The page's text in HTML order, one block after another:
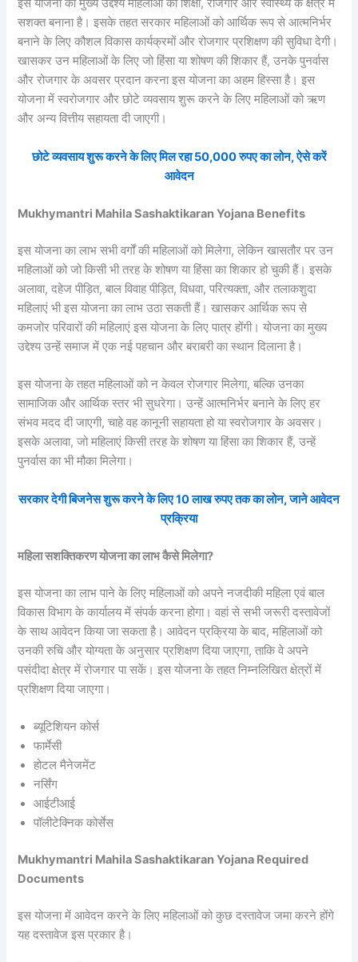
इस योजना का मुख्य उद्देश्य महिलाओं को शिक्षा, रोजगार और स्वास्थ्य के क्षेत्र में
सशक्त बनाना है। इसके तहत सरकार महिलाओं को आर्थिक रूप से आत्मनिर्भर
बनाने के लिए कौशल विकास कार्यक्रमों और रोजगार प्रशिक्षण की सुविधा देगी।
खासकर उन महिलाओं के लिए जो हिंसा या शोषण की शिकार हैं, उनके पुनर्वास
और रोजगार के अवसर प्रदान करना इस योजना का अहम हिस्सा है। इस
योजना में स्वरोजगार और छोटे व्यवसाय शुरू करने के लिए महिलाओं को ऋण
और अन्य वित्तीय सहायता दी जाएगी।
छोटे व्यवसाय शुरू करने के लिए मिल रहा 50,000 रुपए का लोन, ऐसे करें
आवेदन
Mukhymantri Mahila Sashaktikaran Yojana Benefits
इस योजना का लाभ सभी वर्गों की महिलाओं को मिलेगा, लेकिन खासतौर पर उन
महिलाओं को जो किसी भी तरह के शोषण या हिंसा का शिकार हो चुकी हैं। इसके
अलावा, दहेज पीड़ित, बाल विवाह पीड़ित, विधवा, परित्यक्ता, और तलाकशुदा
महिलाएं भी इस योजना का लाभ उठा सकती हैं। खासकर आर्थिक रूप से
कमजोर परिवारों की महिलाएं इस योजना के लिए पात्र होंगी। योजना का मुख्य
उद्देश्य उन्हें समाज में एक नई पहचान और बराबरी का स्थान दिलाना है।
इस योजना के तहत महिलाओं को न केवल रोजगार मिलेगा, बल्कि उनका
सामाजिक और आर्थिक स्तर भी सुधरेगा। उन्हें आत्मनिर्भर बनाने के लिए हर
संभव मदद दी जाएगी, चाहे वह कानूनी सहायता हो या स्वरोजगार के अवसर।
इसके अलावा, जो महिलाएं किसी तरह के शोषण या हिंसा का शिकार हैं, उन्हें
पुनर्वास का भी मौका मिलेगा।
सरकार देगी बिजनेस शुरू करने के लिए 10 लाख रुपए तक का लोन, जाने आवेदन
प्रक्रिया
महिला सशक्तिकरण योजना का लाभ कैसे मिलेगा?
इस योजना का लाभ पाने के लिए महिलाओं को अपने नजदीकी महिला एवं बाल
विकास विभाग के कार्यालय में संपर्क करना होगा। वहां से सभी जरूरी दस्तावेजों
के साथ आवेदन किया जा सकता है। आवेदन प्रक्रिया के बाद, महिलाओं को
उनकी रुचि और योग्यता के अनुसार प्रशिक्षण दिया जाएगा, ताकि वे अपने
पसंदीदा क्षेत्र में रोजगार पा सकें। इस योजना के तहत निम्नलिखित क्षेत्रों में
प्रशिक्षण दिया जाएगा।
ब्यूटिशियन कोर्स
फार्मेसी
होटल मैनेजमेंट
नर्सिंग
आईटीआई
पॉलीटेक्निक कोर्सेस
Mukhymantri Mahila Sashaktikaran Yojana Required
Documents
इस योजना में आवेदन करने के लिए महिलाओं को कुछ दस्तावेज जमा करने होंगे
यह दस्तावेज इस प्रकार है।